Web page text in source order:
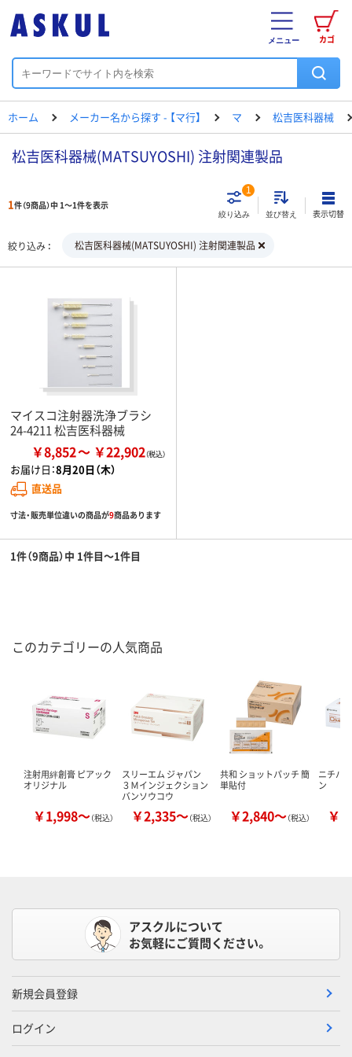
カゴ
メニュー
ホーム メーカー名から探す - 【マ行】 マ 松吉医科器械
松吉医科器械(MATSUYOSHI) 注射関連製品
1件（9商品）中 1～1件を表示
絞り込み
1
並び替え 表示切替
絞り込み 松吉医科器械(MATSUYOSHI) 注射関連製品
マイスコ注射器洗浄ブラシ
24-4211 松吉医科器械
￥8,852 ￥22,902
お届け日：8月20日（木）
直送品
寸法・販売単位違いの商品が9商品あります
1件（9商品）中 1件目～1件目
このカテゴリーの人気商品
注射用絆創膏 ピアック
オリジナル
￥1,998～（税込）
スリーエム ジャパン
３Ｍインジェクション
バンソウコウ
￥2,335～（税込）
共和 ショットパッチ 簡
単貼付
￥2,840～（税込）
ニチバ
ン
￥
アスクルについて
お気軽にご質問ください。
新規会員登録
ログイン